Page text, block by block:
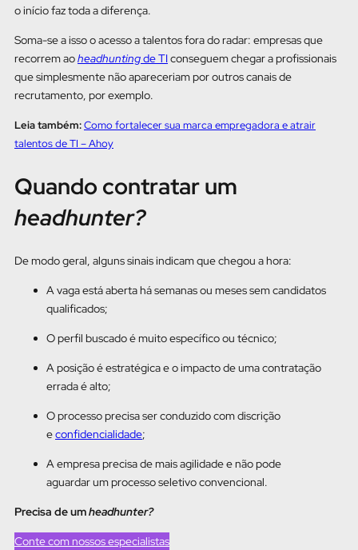
o início faz toda a diferença.
Soma-se a isso o acesso a talentos fora do radar: empresas que
recorrem aoheadhuntingde TIconseguem chegar a profissionais
que simplesmente não apareceriam por outros canais de
recrutamento, por exemplo.
Leia também:Como fortalecer sua marca empregadora e atrair
talentos de TI – Ahoy
Quando contratar um
headhunter?
De modo geral, alguns sinais indicam que chegou a hora:
A vaga está aberta há semanas ou meses sem candidatos
qualificados;
O perfil buscado é muito específico ou técnico;
A posição é estratégica e o impacto de uma contratação
errada é alto;
O processo precisa ser conduzido com discrição
econfidencialidade;
A empresa precisa de mais agilidade e não pode
aguardar um processo seletivo convencional.
Precisa de umheadhunter?
Conte com nossos especialistas